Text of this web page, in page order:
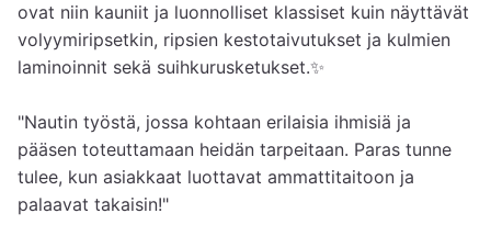
ovat niin kauniit ja luonnolliset klassiset kuin näyttävät
volyymiripsetkin, ripsien kestotaivutukset ja kulmien
laminoinnit sekä suihkurusketukset.✨
"Nautin työstä, jossa kohtaan erilaisia ihmisiä ja
pääsen toteuttamaan heidän tarpeitaan. Paras tunne
tulee, kun asiakkaat luottavat ammattitaitoon ja
palaavat takaisin!"